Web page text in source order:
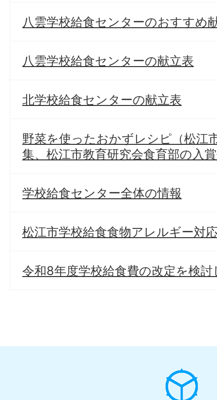
八雲学校給食センターのおすすめ
八雲学校給食センターの献立表
北学校給食センターの献立表
野菜を使ったおかずレシピ（松江
集、松江市教育研究会食育部の入
学校給食センター全体の情報
松江市学校給食食物アレルギー対
令和8年度学校給食費の改定を検